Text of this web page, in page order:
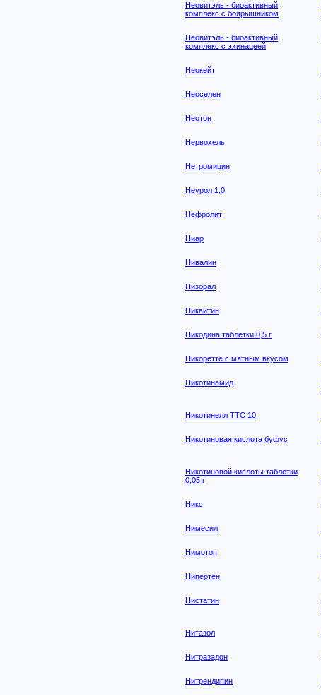
Неовитэль - биоактивный
комплекс с боярышником
Неовитэль - биоактивный
комплекс с эхинацеей
Неокейт
Неоселен
Неотон
Нервохель
Нетромицин
Неурол 1,0
Нефролит
Ниар
Нивалин
Низорал
Никвитин
Никодина таблетки 0,5 г
Никоретте с мятным вкусом
Никотинамид
Никотинелл ТТС 10
Никотиновая кислота буфус
Никотиновой кислоты таблетки
0,05 г
Никс
Нимесил
Нимотоп
Нипертен
Нистатин
Нитазол
Нитразадон
Нитрендипин